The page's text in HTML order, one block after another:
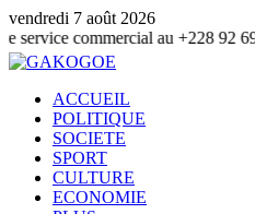
vendredi 7 août 2026
au +228 92 69 88 33
ACCUEIL
POLITIQUE
SOCIETE
SPORT
CULTURE
ECONOMIE